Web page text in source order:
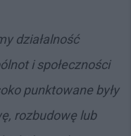
działalność
i społeczności
punktowane były
rozbudowę lub